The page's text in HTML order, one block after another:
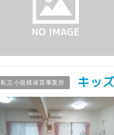
私立小規模保育事業所 キッ